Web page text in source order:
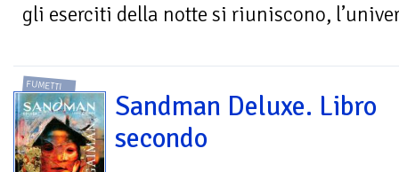
gli eserciti della notte si riuniscono,
FUMETTI
Sandman Deluxe. Libro
secondo